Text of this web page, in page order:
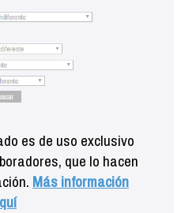
es de uso exclusivo
que lo hacen
Más información